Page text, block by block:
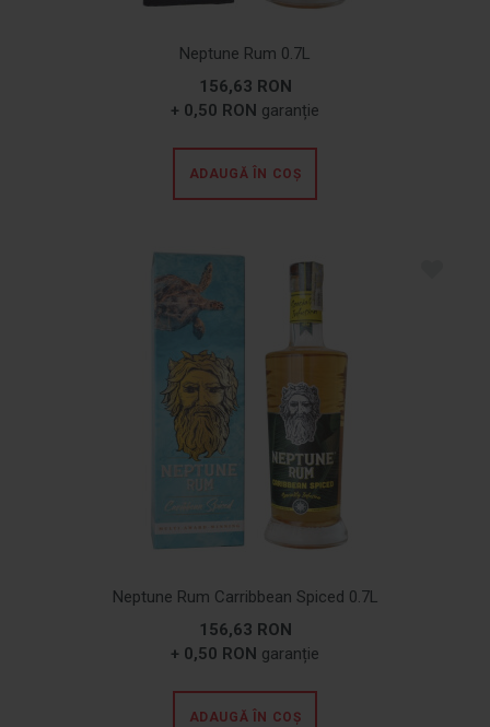
Neptune Rum 0.7L
156,63 RON
+ 0,50 RON garanție
ADAUGĂ ÎN COȘ
Neptune Rum Carribbean Spiced 0.7L
156,63 RON
+ 0,50 RON garanție
ADAUGĂ ÎN COȘ